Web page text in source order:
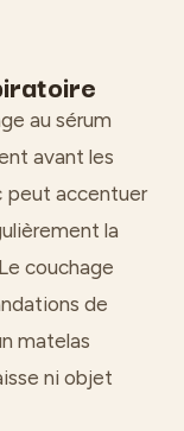
au sérum
avant les
peut accentuer
la
couchage
de
matelas
ni objet